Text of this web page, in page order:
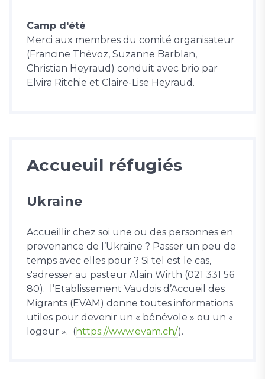
Camp d'été
Merci aux membres du comité organisateur
(Francine Thévoz, Suzanne Barblan,
Christian Heyraud) conduit avec brio par
Elvira Ritchie et Claire-Lise Heyraud.
Accueuil réfugiés
Ukraine
Accueillir chez soi une ou des personnes en
provenance de l’Ukraine ? Passer un peu de
temps avec elles pour ? Si tel est le cas,
s'adresser au pasteur Alain Wirth (021 331 56
80). l’Etablissement Vaudois d’Accueil des
Migrants (EVAM) donne toutes informations
utiles pour devenir un « bénévole » ou un «
logeur ». (https://www.evam.ch/).